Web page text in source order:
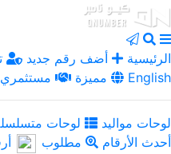
الرئيسية أضف رقم جديد
مميزة
مستثمري English
لوحات مواليد لوحات
أحدث الأرقام
مطلوب